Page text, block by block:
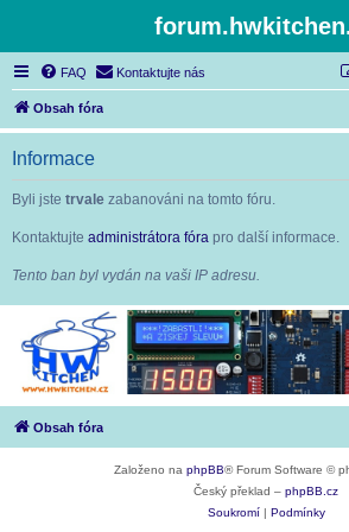
FAQ Kontaktujte nás
Obsah fóra
Informace
Byli jste trvale zabanováni na tomto fóru.
Kontaktujte administrátora fóra pro další informace.
Tento ban byl vydán na vaši IP adresu.
Obsah fóra
Založeno na phpBB® Forum Software ©
Český překlad – phpBB.cz
Soukromí
Podmínky